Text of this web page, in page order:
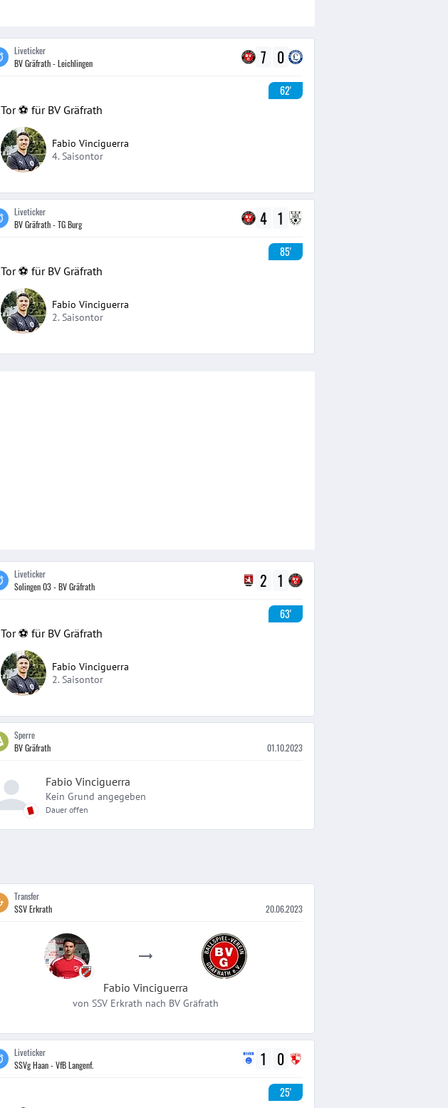
Liveticker
BV Gräfrath - Leichlingen
7 0
62'
Tor ⚽️ für BV Gräfrath
Fabio Vinciguerra
4. Saisontor
Liveticker
BV Gräfrath - TG Burg
4 1
85'
Tor ⚽️ für BV Gräfrath
Fabio Vinciguerra
2. Saisontor
Liveticker
Solingen 03 - BV Gräfrath
2 1
63'
Tor ⚽️ für BV Gräfrath
Fabio Vinciguerra
2. Saisontor
Sperre
BV Gräfrath
01.10.2023
Fabio Vinciguerra
Kein Grund angegeben
Dauer offen
Transfer
SSV Erkrath
20.06.2023
Fabio Vinciguerra
von SSV Erkrath nach BV Gräfrath
Liveticker
SSVg Haan - VfB Langenf.
1 0
25'